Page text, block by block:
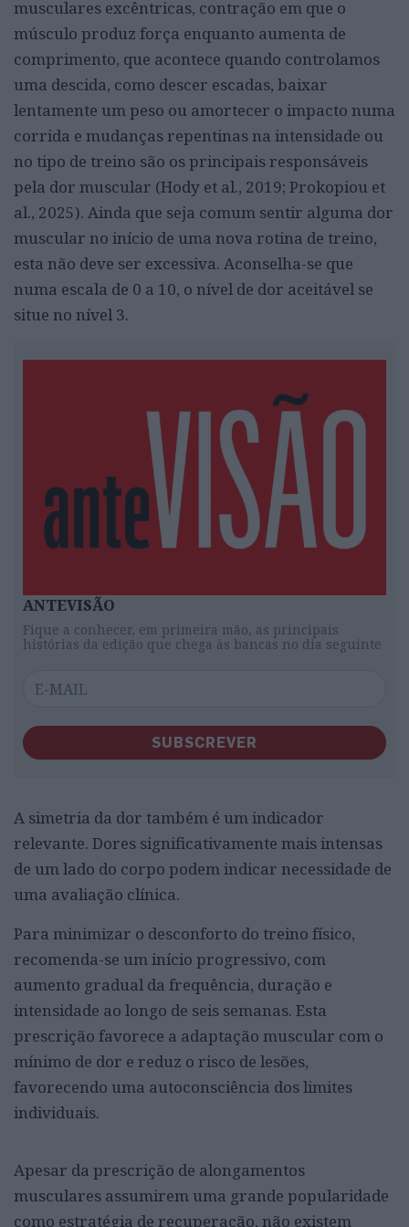
musculares excêntricas, contração em que o
músculo produz força enquanto aumenta de
comprimento, que acontece quando controlamos
uma descida, como descer escadas, baixar
lentamente um peso ou amortecer o impacto numa
corrida e mudanças repentinas na intensidade ou
no tipo de treino são os principais responsáveis
pela dor muscular (Hody et al., 2019; Prokopiou et
al., 2025). Ainda que seja comum sentir alguma dor
muscular no início de uma nova rotina de treino,
esta não deve ser excessiva. Aconselha-se que
numa escala de 0 a 10, o nível de dor aceitável se
situe no nível 3.
ANTEVISÃO
Fique a conhecer, em primeira mão, as principais
histórias da edição que chega às bancas no dia seguinte
SUBSCREVER
A simetria da dor também é um indicador
relevante. Dores significativamente mais intensas
de um lado do corpo podem indicar necessidade de
uma avaliação clínica.
Para minimizar o desconforto do treino físico,
recomenda-se um início progressivo, com
aumento gradual da frequência, duração e
intensidade ao longo de seis semanas. Esta
prescrição favorece a adaptação muscular com o
mínimo de dor e reduz o risco de lesões,
favorecendo uma autoconsciência dos limites
individuais.
Apesar da prescrição de alongamentos
musculares assumirem uma grande popularidade
como estratégia de recuperação, não existem